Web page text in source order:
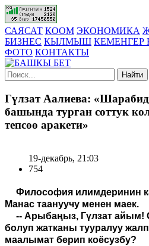
САЯСАТ КООМ ЭКОНОМИКА
БИЗНЕС КЫЛМЫШ КЕМЕНГЕР
ФОТО КОНТАКТЫ
Найти
Гүлзат Аалиева:
башында турган соттук
тепсөө аракети»
19-декабрь, 21:03
754
Философия илимдеринин
Манас таануучу менен маек.
-- Арыбаңыз, Гүлзат айым!
болуп жатканы тууралуу
маалымат берип коёсузбу?